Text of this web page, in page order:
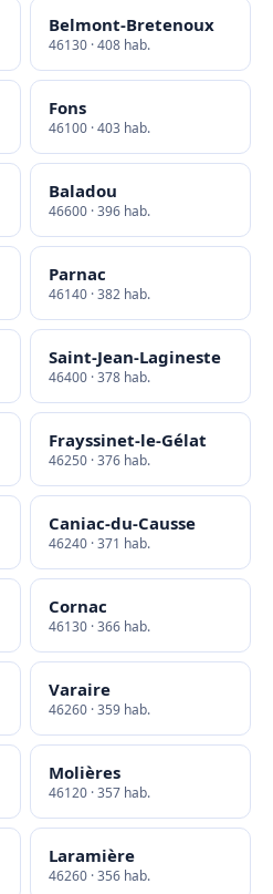
Belmont-Bretenoux
46130 · 408 hab.
Fons
46100 · 403 hab.
Baladou
46600 · 396 hab.
Parnac
46140 · 382 hab.
Saint-Jean-Lagineste
46400 · 378 hab.
Frayssinet-le-Gélat
46250 · 376 hab.
Caniac-du-Causse
46240 · 371 hab.
Cornac
46130 · 366 hab.
Varaire
46260 · 359 hab.
Molières
46120 · 357 hab.
Laramière
46260 · 356 hab.